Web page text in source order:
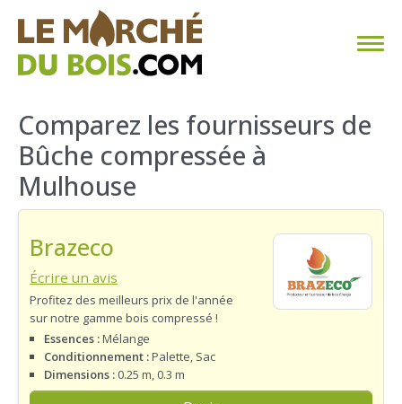
CHAUFFAGE AU BOIS
FAQ
CALCULER SA CONSOMMATION
TROUVER SON FOURNISSEUR
BLOG
ESPACE PRO
Comparez les fournisseurs de
Bûche compressée à
Mulhouse
Brazeco
Écrire un avis
Profitez des meilleurs prix de l'année
sur notre gamme bois compressé !
Essences :Mélange
Conditionnement :Palette, Sac
Dimensions : 0.25 m, 0.3 m